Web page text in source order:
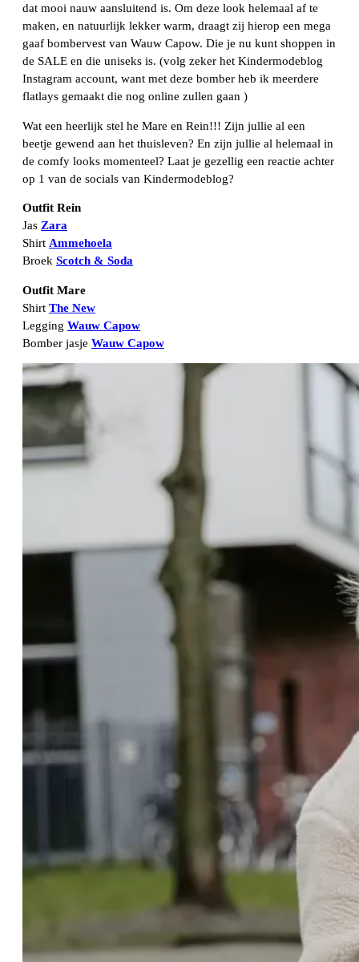
dat mooi nauw aansluitend is. Om deze look helemaal af te
maken, en natuurlijk lekker warm, draagt zij hierop een mega
gaaf bombervest van Wauw Capow. Die je nu kunt shoppen in
de SALE en die uniseks is. (volg zeker het Kindermodeblog
Instagram account, want met deze bomber heb ik meerdere
flatlays gemaakt die nog online zullen gaan )
Wat een heerlijk stel he Mare en Rein!!! Zijn jullie al een
beetje gewend aan het thuisleven? En zijn jullie al helemaal in
de comfy looks momenteel? Laat je gezellig een reactie achter
op 1 van de socials van Kindermodeblog?
Outfit Rein
Jas Zara
Shirt Ammehoela
Broek Scotch & Soda
Outfit Mare
Shirt The New
Legging Wauw Capow
Bomber jasje Wauw Capow